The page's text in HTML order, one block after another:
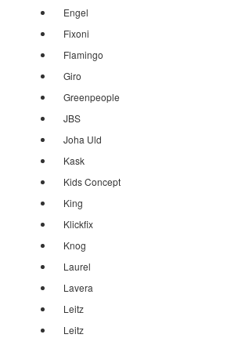
Engel
Fixoni
Flamingo
Giro
Greenpeople
JBS
Joha Uld
Kask
Kids Concept
King
Klickfix
Knog
Laurel
Lavera
Leitz
Leitz